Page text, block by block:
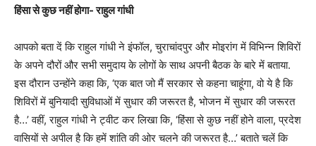
हिंसा से कुछ नहीं होगा- राहुल गांधी
आपको बता दें कि राहुल गांधी ने इंफॉल, चुराचांदपुर और मोइरांग में विभिन्न शिविरों
के अपने दौरों और सभी समुदाय के लोगों के साथ अपनी बैठक के बारे में बताया.
इस दौरान उन्होंने कहा कि, ‘एक बात जो मैं सरकार से कहना चाहूंगा, वो ये है कि
शिविरों में बुनियादी सुविधाओं में सुधार की जरूरत है, भोजन में सुधार की जरूरत
है…’ वहीं, राहुल गांधी ने ट्वीट कर लिखा कि, ‘हिंसा से कुछ नहीं होने वाला, प्रदेश
वासियों से अपील है कि हमें शांति की ओर चलने की जरूरत है…’ बताते चलें कि